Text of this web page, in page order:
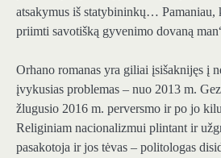
atsakymus iš statybininkų… Pamaniau,
priimti savotišką gyvenimo dovaną
Orhano romanas yra giliai įsišaknijęs į
įvykusias problemas – nuo ​​2013 m.
žlugusio 2016 m. perversmo ir po jo
Religiniam nacionalizmui plintant ir
pasakotoja ir jos tėvas – politologas